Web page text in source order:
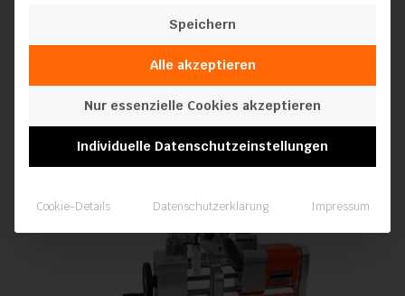
Speichern
Alle akzeptieren
Nur essenzielle Cookies akzeptieren
Individuelle Datenschutzeinstellungen
Cookie-Details Datenschutzerklärung Impressum